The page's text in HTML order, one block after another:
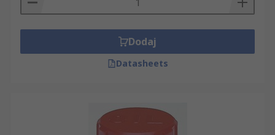
Dodaj
Datasheets